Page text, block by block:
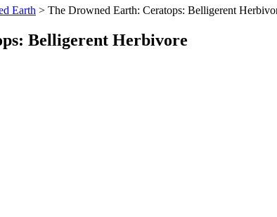
Earth > The Drowned Earth: Ceratops: Belligerent
Belligerent Herbivore